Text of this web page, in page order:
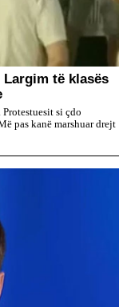
Largim të klasës
si çdo
pas kanë marshuar drejt